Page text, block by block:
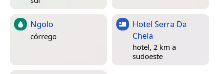
Ngolo
córrego
Hotel Serra Da
Chela
hotel, 2 km a
sudoeste